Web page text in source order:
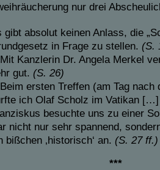
nur drei
gibt absolut keinen Anlass, die
in Frage zu stellen. (S.
Mit Kanzlerin Dr. Angela Merkel
gut. (S. 26)
Beim ersten Treffen (am Tag nach
ich Olaf Scholz im Vatikan
besuchte uns zu einer
nicht nur sehr spannend,
bißchen ‚historisch‘ an. (S. 27 ff.)
***